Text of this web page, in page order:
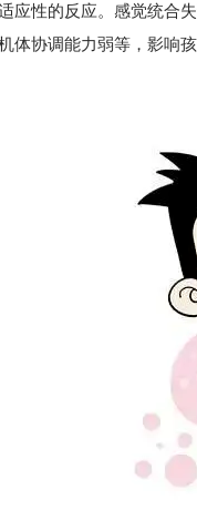
应性的反应。感觉统合
体协调能力弱等，影响